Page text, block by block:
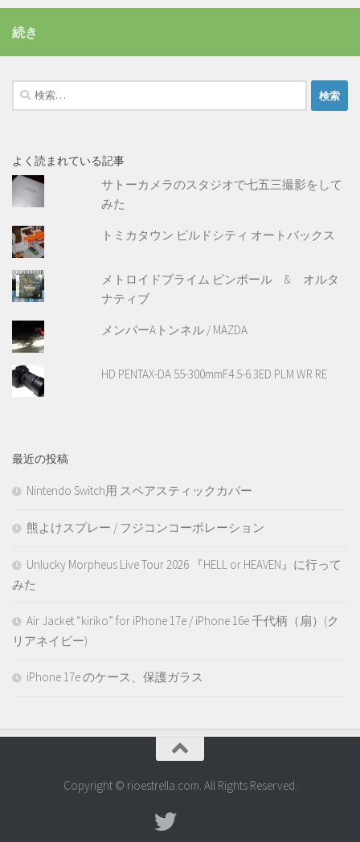
続き
検
索:
よく読まれている記事
サトーカメラのスタジオで七五三撮影をして
みた
トミカタウン ビルドシティ オートバックス
メトロイドプライム ピンボール & オルタ
ナティブ
メンバーAトンネル / MAZDA
HD PENTAX-DA 55-300mmF4.5-6.3ED PLM WR RE
最近の投稿
Nintendo Switch用 スペアスティックカバー
熊よけスプレー / フジコンコーポレーション
Unlucky Morpheus Live Tour 2026 『HELL or HEAVEN』に行って
みた
Air Jacket “kiriko” for iPhone 17e / iPhone 16e 千代柄（扇）(ク
リアネイビー)
iPhone 17e のケース、保護ガラス
Copyright © rioestrella.com. All Rights Reserved.